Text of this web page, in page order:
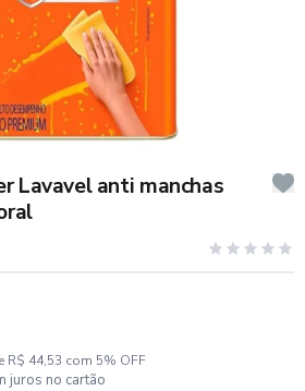
Lavavel anti manchas
R$ 44,53 com 5% OFF
juros no cartão